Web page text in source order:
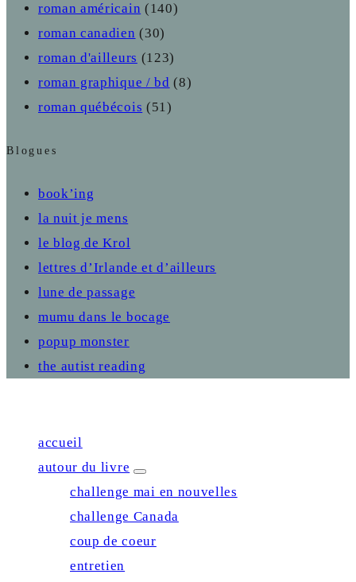
roman américain (140)
roman canadien (30)
roman d'ailleurs (123)
roman graphique / bd (8)
roman québécois (51)
Blogues
book’ing
la nuit je mens
le blog de Krol
lettres d’Irlande et d’ailleurs
lune de passage
mumu dans le bocage
popup monster
the autist reading
accueil
autour du livre
expand
child
menu
challenge mai en nouvelles
challenge Canada
coup de coeur
entretien